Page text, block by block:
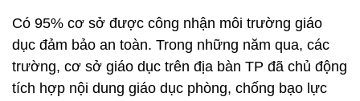
Có 95% cơ sở được công nhận môi trường giáo
dục đảm bảo an toàn. Trong những năm qua, các
trường, cơ sở giáo dục trên địa bàn TP đã chủ động
tích hợp nội dung giáo dục phòng, chống bạo lực